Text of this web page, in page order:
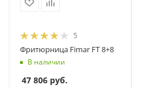
5
Фритюрница Fimar FT 8+8
В наличии
47 806 руб.